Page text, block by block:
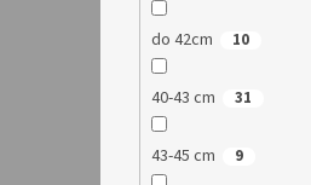
do 42cm 10
40-43 cm 31
43-45 cm 9